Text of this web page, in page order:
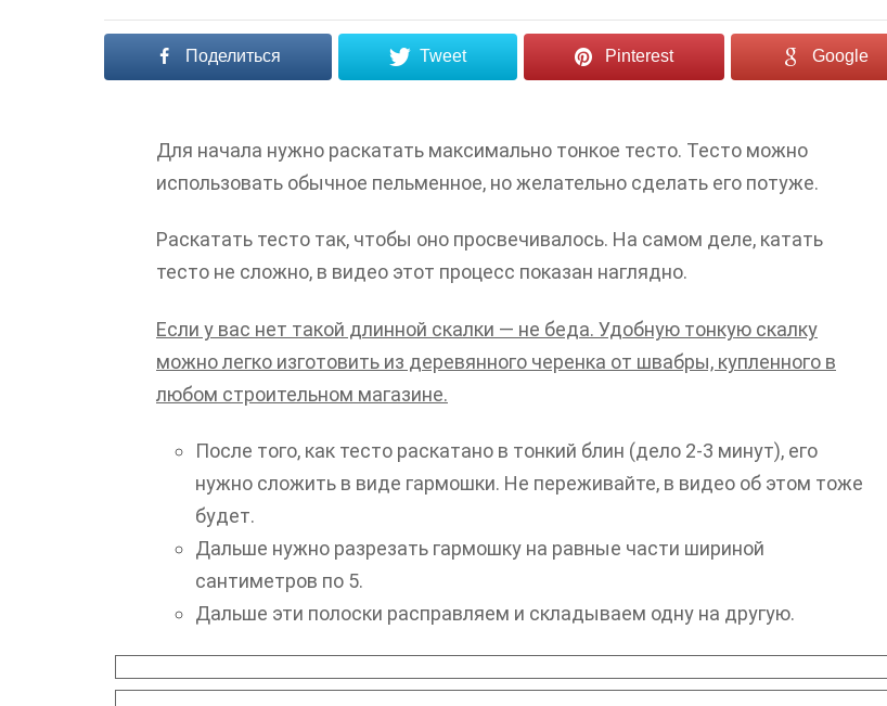
Поделиться Tweet Pinterest Google
Для начала нужно раскатать максимально тонкое тесто. Тесто можно
использовать обычное пельменное, но желательно сделать его потуже.
Раскатать тесто так, чтобы оно просвечивалось. На самом деле, катать
тесто не сложно, в видео этот процесс показан наглядно.
Если у вас нет такой длинной скалки — не беда. Удобную тонкую скалку
можно легко изготовить из деревянного черенка от швабры, купленного в
любом строительном магазине.
После того, как тесто раскатано в тонкий блин (дело 2-3 минут), его
нужно сложить в виде гармошки. Не переживайте, в видео об этом тоже
будет.
Дальше нужно разрезать гармошку на равные части шириной
сантиметров по 5.
Дальше эти полоски расправляем и складываем одну на другую.